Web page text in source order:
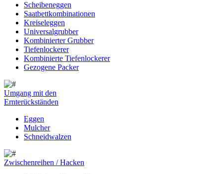
Scheibeneggen
Saatbettkombinationen
Kreiseleggen
Universalgrubber
Kombinierter Grubber
Tiefenlockerer
Kombinierte Tiefenlockerer
Gezogene Packer
Umgang mit den
Ernterückständen
Eggen
Mulcher
Schneidwalzen
Zwischenreihen / Hacken